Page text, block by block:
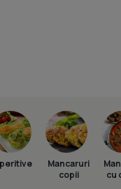
Mancaruri
copii
cu